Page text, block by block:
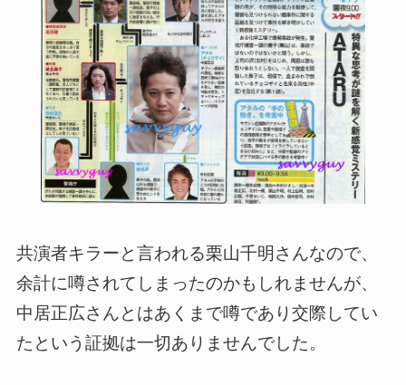
共演者キラーと言われる栗山千明さんなので、
余計に噂されてしまったのかもしれませんが、
中居正広さんとはあくまで噂であり交際してい
たという証拠は一切ありませんでした。